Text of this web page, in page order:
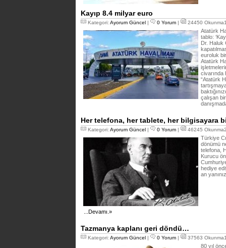
Kayıp 8.4 milyar euro
Kategori: Ayorum Güncel | 0 Yorum | 24450
Atatürk
tablo:
Dr. Haluk
euroluk
Atatürk
civarında
“Atatürk
çalışan
Her telefona, her tablete, her bilgisayara
Kategori: Ayorum Güncel | 0 Yorum | 46245
Türkiye
dönümü
telefona,
Kurucu
hediye
an
...Devamı.»
Tazmanya kaplanı geri döndü…
Kategori: Ayorum Güncel | 0 Yorum | 37563
80 yıl